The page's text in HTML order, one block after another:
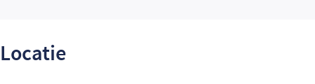
Locatie